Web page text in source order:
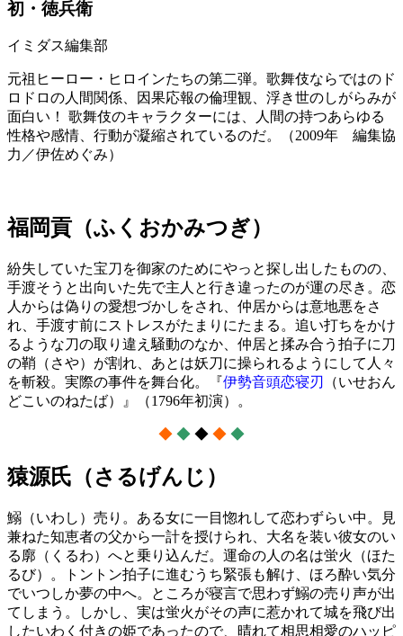
初・徳兵衛
イミダス編集部
元祖ヒーロー・ヒロインたちの第二弾。歌舞伎ならではのド
ロドロの人間関係、因果応報の倫理観、浮き世のしがらみが
面白い！ 歌舞伎のキャラクターには、人間の持つあらゆる
性格や感情、行動が凝縮されているのだ。（2009年 編集協
力／伊佐めぐみ）
福岡貢（ふくおかみつぎ）
紛失していた宝刀を御家のためにやっと探し出したものの、
手渡そうと出向いた先で主人と行き違ったのが運の尽き。恋
人からは偽りの愛想づかしをされ、仲居からは意地悪をさ
れ、手渡す前にストレスがたまりにたまる。追い打ちをかけ
るような刀の取り違え騒動のなか、仲居と揉み合う拍子に刀
の鞘（さや）が割れ、あとは妖刀に操られるようにして人々
を斬殺。実際の事件を舞台化。『伊勢音頭恋寝刃
（いせおん
どこいのねたば）』（1796年初演）。
◆ ◆ ◆ ◆ ◆
猿源氏（さるげんじ）
鰯（いわし）売り。ある女に一目惚れして恋わずらい中。見
兼ねた知恵者の父から一計を授けられ、大名を装い彼女のい
る廓（くるわ）へと乗り込んだ。運命の人の名は蛍火（ほた
るび）。トントン拍子に進むうち緊張も解け、ほろ酔い気分
でいつしか夢の中へ。ところが寝言で思わず鰯の売り声が出
てしまう。しかし、実は蛍火がその声に惹かれて城を飛び出
したいわく付きの姫であったので、晴れて相思相愛のハッピ